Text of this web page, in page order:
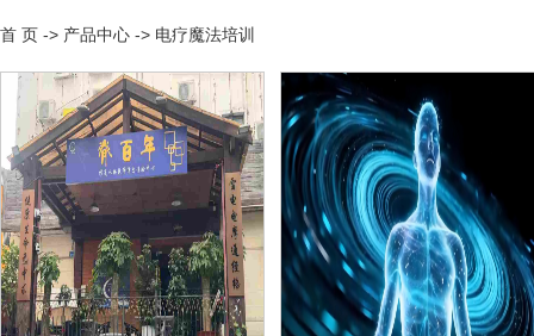
首 页 -> 产品中心 -> 电疗魔法培训